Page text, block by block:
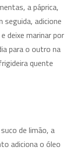
a páprica,
seguida, adicione
deixe marinar por
para o outro na
quente
de limão, a
adiciona o óleo